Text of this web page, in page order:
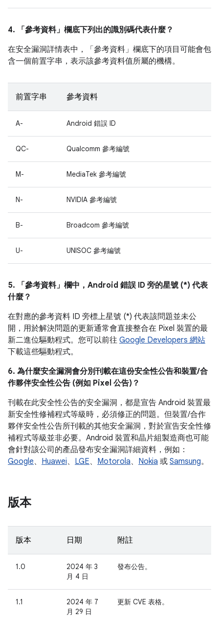
4. 「參考資料」 欄底下列出的識別碼代表什麼？
在安全漏洞詳情表中，「參考資料」 欄底下的項目可能會包
含一個前置字串，表示該參考資料值所屬的機構。
前置字串 參考資料
A- Android 錯誤 ID
QC- Qualcomm 參考編號
M- MediaTek 參考編號
N- NVIDIA 參考編號
B- Broadcom 參考編號
U- UNISOC 參考編號
5. 「參考資料」 欄中，Android 錯誤 ID 旁的星號 (*) 代表
什麼？
在對應的參考資料 ID 旁標上星號 (*) 代表該問題並未公
開，用於解決問題的更新通常會直接整合在 Pixel 裝置的最
新二進位驅動程式。您可以前往 Google Developers 網站
下載這些驅動程式。
6. 為什麼安全漏洞會分別刊載在這份安全性公告和裝置/合
作夥伴安全性公告 (例如 Pixel 公告)？
刊載在此安全性公告的安全漏洞，都是宣告 Android 裝置最
新安全性修補程式等級時，必須修正的問題。但裝置/合作
夥伴安全性公告所刊載的其他安全漏洞，對於宣告安全性修
補程式等級並非必要。Android 裝置和晶片組製造商也可能
會針對該公司的產品發布安全漏洞詳細資料，例如：
Google、 Huawei、 LGE、 Motorola、 Nokia 或 Samsung。
版本
版本 日期 附註
1.0
2024 年 3
月 4 日
發布公告。
1.1
2024 年 7
月 29 日
更新 CVE 表格。